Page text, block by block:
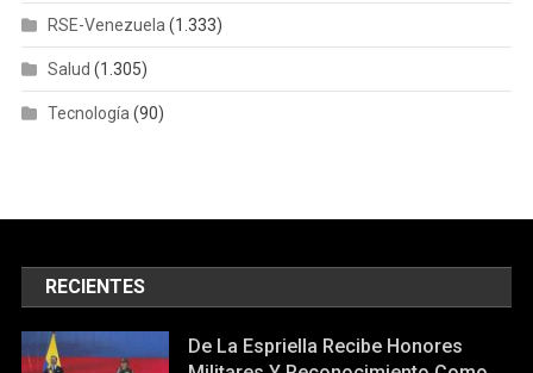
RSE-Venezuela(1.333)
Salud (1.305)
Tecnología(90)
RECIENTES
De La Espriella Recibe Honores